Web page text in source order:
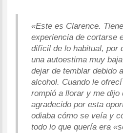
«Este es Clarence.
experiencia de cortarse
difícil de lo habitual, por
una autoestima muy
dejar de temblar debido
alcohol. Cuando le
rompió a llorar y me dijo
agradecido por esta
odiaba cómo se veía y
todo lo que quería era